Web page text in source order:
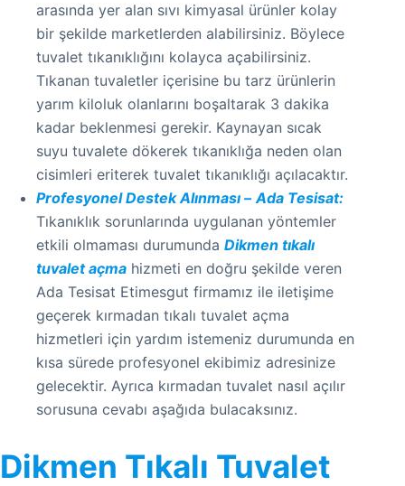
arasında yer alan sıvı kimyasal ürünler kolay
bir şekilde marketlerden alabilirsiniz. Böylece
tuvalet tıkanıklığını kolayca açabilirsiniz.
Tıkanan tuvaletler içerisine bu tarz ürünlerin
yarım kiloluk olanlarını boşaltarak 3 dakika
kadar beklenmesi gerekir. Kaynayan sıcak
suyu tuvalete dökerek tıkanıklığa neden olan
cisimleri eriterek tuvalet tıkanıklığı açılacaktır.
Profesyonel Destek Alınması – Ada Tesisat:
Tıkanıklık sorunlarında uygulanan yöntemler
etkili olmaması durumunda Dikmen tıkalı
tuvalet açma hizmeti en doğru şekilde veren
Ada Tesisat Etimesgut firmamız ile iletişime
geçerek kırmadan tıkalı tuvalet açma
hizmetleri için yardım istemeniz durumunda en
kısa sürede profesyonel ekibimiz adresinize
gelecektir. Ayrıca kırmadan tuvalet nasıl açılır
sorusuna cevabı aşağıda bulacaksınız.
Dikmen Tıkalı Tuvalet